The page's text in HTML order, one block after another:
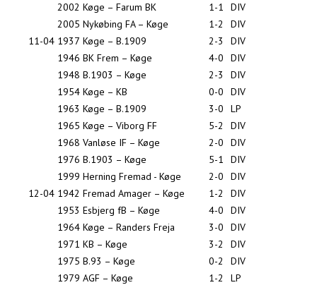
2002 Køge – Farum BK 1-1
DIV
2005 Nykøbing FA – Køge 1-2
DIV
11-04 1937 Køge – B.1909 2-3
DIV
1946 BK Frem – Køge 4-0
DIV
1948 B.1903 – Køge 2-3
DIV
1954 Køge – KB 0-0
DIV
1963 Køge – B.1909 3-0
LP
1965 Køge – Viborg FF 5-2
DIV
1968 Vanløse IF – Køge 2-0
DIV
1976 B.1903 – Køge 5-1
DIV
1999 Herning Fremad - Køge 2-0
DIV
12-04 1942 Fremad Amager – Køge 1-2
DIV
1953 Esbjerg fB – Køge 4-0
DIV
1964 Køge – Randers Freja 3-0
DIV
1971 KB – Køge 3-2
DIV
1975 B.93 – Køge 0-2
DIV
1979 AGF – Køge 1-2
LP